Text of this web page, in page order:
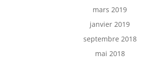
mars 2019
janvier 2019
septembre 2018
mai 2018